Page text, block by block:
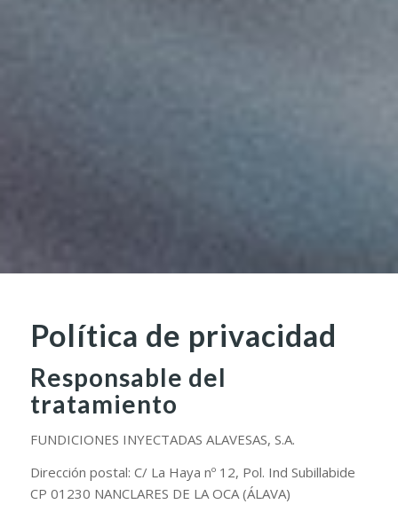
Política de privacidad
Responsable del
tratamiento
FUNDICIONES INYECTADAS ALAVESAS, S.A.
Dirección postal: C/ La Haya nº 12, Pol. Ind Subillabide
CP 01230 NANCLARES DE LA OCA (ÁLAVA)